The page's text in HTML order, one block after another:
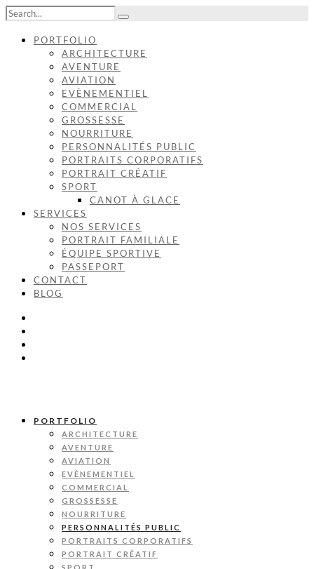
PORTFOLIO
ARCHITECTURE
AVENTURE
AVIATION
EVÈNEMENTIEL
COMMERCIAL
GROSSESSE
NOURRITURE
PERSONNALITÉS PUBLIC
PORTRAITS CORPORATIFS
PORTRAIT CRÉATIF
SPORT
CANOT À GLACE
SERVICES
NOS SERVICES
PORTRAIT FAMILIALE
ÉQUIPE SPORTIVE
PASSEPORT
CONTACT
BLOG
PORTFOLIO
ARCHITECTURE
AVENTURE
AVIATION
EVÈNEMENTIEL
COMMERCIAL
GROSSESSE
NOURRITURE
PERSONNALITÉS PUBLIC
PORTRAITS CORPORATIFS
PORTRAIT CRÉATIF